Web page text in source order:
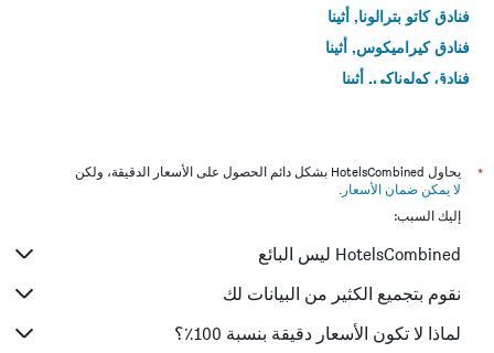
فنادق كاتو بترالونا, أثينا
فنادق كيراميكوس, أثينا
فنادق كولوناكي, أثينا
فنادق Metaxourgio, أثينا
فنادق نابولي, أثينا
فنادق أومونيا, أثينا
فنادق باغراتي, أثينا
فنادق بلاكا, أثينا
*
يحاول HotelsCombined بشكل دائم الحصول على الأسعار الدقيقة، ولكن
لا يمكن ضمان الأسعار .
إليك السبب:
HotelsCombined ليس البائع
نقوم بتجميع الكثير من البيانات لك
لماذا لا تكون الأسعار دقيقة بنسبة 100٪؟